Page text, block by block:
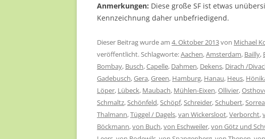
Anmerkungen: Diese große SF ist etwas
Kennzeichnung daher unbefriedigend.
Dieser Beitrag wurde am 4. Oktober 2013von Michael
veröffentlicht. Schlagworte:Aachen,Amsterdam, Bailly,
Bombay, Busch,Capelle, Dahmen, Dekens, Dirach /
Gadebusch,Gera,Green, Hamburg, Hanau, Heus,
Löper, Lübeck, Maubach, Mühlen-Eixen,Ollivier,
Schmaltz,Schönfeld,Schöpf,Schreider,Schubert,
Thalmann,Tüggel / Dagels,van Wickersloot,Verborcht,
Böckmann,von Buch,von Eschweiler,von Götz und